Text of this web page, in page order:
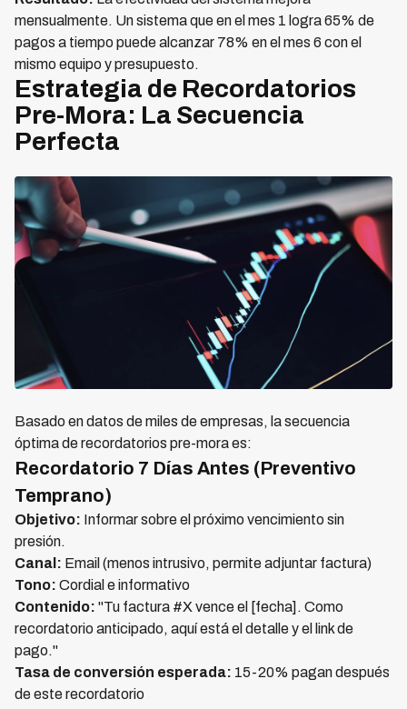
mensualmente. Un sistema que en el mes 1 logra 65% de
pagos a tiempo puede alcanzar 78% en el mes 6 con el
mismo equipo y presupuesto.
Estrategia de Recordatorios
Pre-Mora: La Secuencia
Perfecta
Basado en datos de miles de empresas, la secuencia
óptima de recordatorios pre-mora es:
Recordatorio 7 Días Antes (Preventivo
Temprano)
Objetivo: Informar sobre el próximo vencimiento sin
presión.
Canal: Email (menos intrusivo, permite adjuntar factura)
Tono: Cordial e informativo
Contenido: "Tu factura #X vence el [fecha]. Como
recordatorio anticipado, aquí está el detalle y el link de
pago."
Tasa de conversión esperada: 15-20% pagan después
de este recordatorio